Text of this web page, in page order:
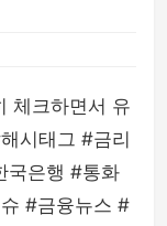
체크하면서 유
시태그 #금리
국은행 #통화
#금융뉴스 #